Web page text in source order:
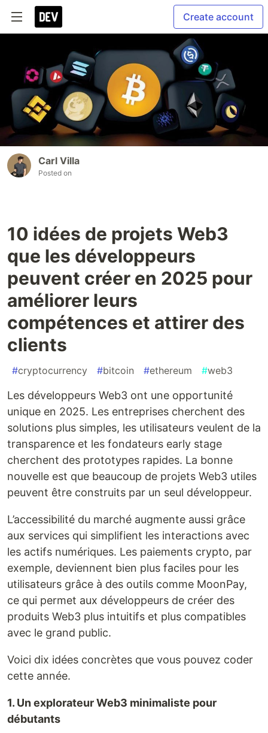
Create account
Carl Villa
Posted on
10 idées de projets Web3
que les développeurs
peuvent créer en 2025 pour
améliorer leurs
compétences et attirer des
clients
#cryptocurrency #bitcoin #ethereum #web3
Les développeurs Web3 ont une opportunité
unique en 2025. Les entreprises cherchent des
solutions plus simples, les utilisateurs veulent de la
transparence et les fondateurs early stage
cherchent des prototypes rapides. La bonne
nouvelle est que beaucoup de projets Web3 utiles
peuvent être construits par un seul développeur.
L’accessibilité du marché augmente aussi grâce
aux services qui simplifient les interactions avec
les actifs numériques. Les paiements crypto, par
exemple, deviennent bien plus faciles pour les
utilisateurs grâce à des outils comme MoonPay,
ce qui permet aux développeurs de créer des
produits Web3 plus intuitifs et plus compatibles
avec le grand public.
Voici dix idées concrètes que vous pouvez coder
cette année.
1. Un explorateur Web3 minimaliste pour
débutants